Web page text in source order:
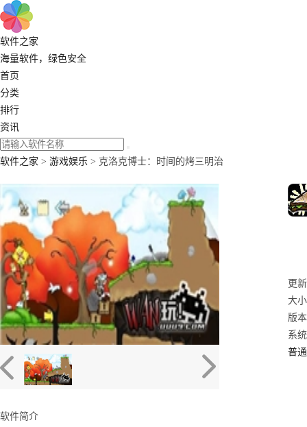
软件之家
海量软件，绿色安全
首页
分类
排行
资讯
软件之家 > 游戏娱乐 > 克洛克博士：时间的烤三明治
更
大
版
系
普
软件简介